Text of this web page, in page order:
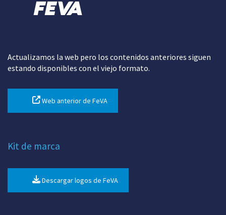
Actualizamos la web pero los contenidos anteriores siguen
estando disponibles con el viejo formato.
Web anterior de FeVA
Kit de marca
Descargar logos de FeVA